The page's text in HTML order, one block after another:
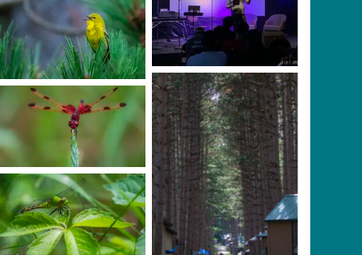
Youth Division
Photo Credit: Scott
Manly
Photo Credit: Scott
Manly
Photo Credit: Scott
Manly
Photo Credit: Scott
Manly